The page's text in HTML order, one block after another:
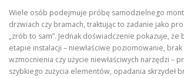
Wiele osób podejmuje próbę samodzielnego
drzwiach czy bramach, traktując to zadanie jako
„zrób to sam”. Jednak doświadczenie pokazuje, że
etapie instalacji – niewłaściwe poziomowanie,
wzmocnienia czy użycie niewłaściwych narzędzi –
szybkiego zużycia elementów, opadania skrzydeł